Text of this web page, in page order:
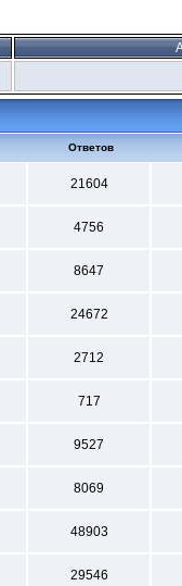
Ответов
21604
4756
8647
24672
2712
717
9527
8069
48903
29546